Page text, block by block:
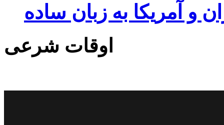
و آمریکا به زبان ساده
اوقات شرعی